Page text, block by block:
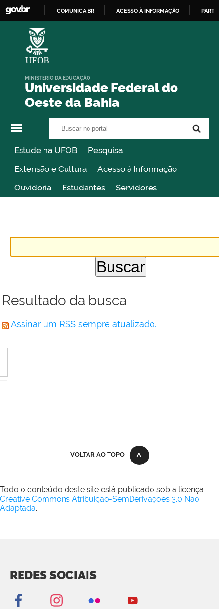
COMUNICA BR ACESSO À INFORMAÇÃO
Universidade Federal do
Oeste da Bahia
MINISTÉRIO DA EDUCAÇÃO
Estude na UFOB
Pesquisa
Extensão e Cultura
Acesso à Informação
Ouvidoria
Estudantes Servidores
Resultado da busca
Assinar um RSS sempre atualizado.
VOLTAR AO TOPO
Todo o conteúdo deste site está publicado sob a licença
Creative Commons Atribuição-SemDerivações 3.0 Não
Adaptada.
REDES SOCIAIS